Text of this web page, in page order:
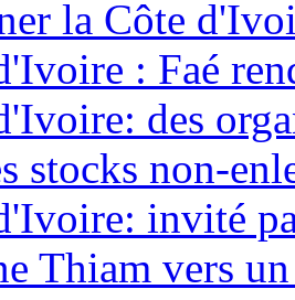
la Côte
: Faé
des
stocks non-
invité
Thiam vers